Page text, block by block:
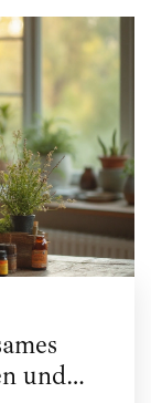
und